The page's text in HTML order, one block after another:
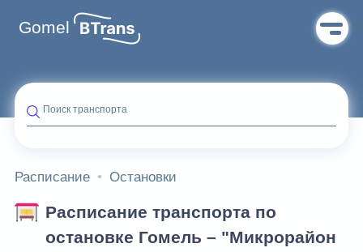
Gomel
Поиск транспорта
Расписание Остановки
Расписание транспорта по
остановке Гомель – "Микрорайон